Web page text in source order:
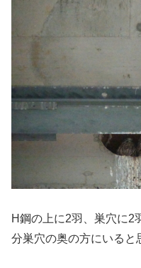
H鋼の上に2羽、巣穴に2
分巣穴の奥の方にいると